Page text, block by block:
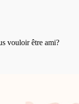
vouloir être ami?